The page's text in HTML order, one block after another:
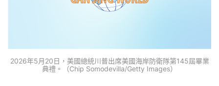
2026年5月20日，美國總統川普出席美國海岸防衛隊第145屆畢業
典禮。（Chip Somodevilla/Getty Images）